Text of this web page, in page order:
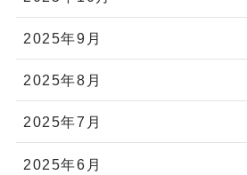
2025年9月
2025年8月
2025年7月
2025年6月